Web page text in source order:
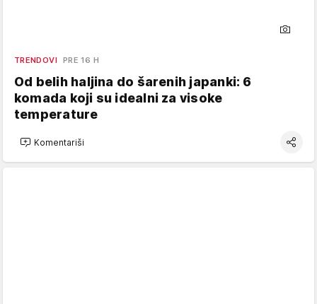
TRENDOVI PRE 16 H
Od belih haljina do šarenih japanki: 6
komada koji su idealni za visoke
temperature
Komentariši